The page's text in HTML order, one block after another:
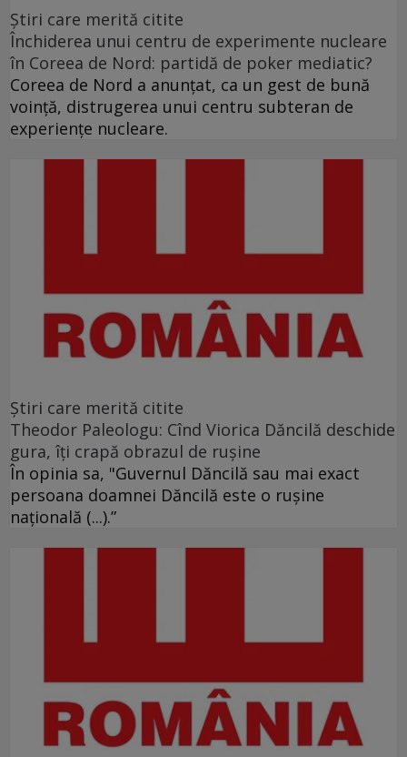
Ştiri care merită citite
Închiderea unui centru de experimente nucleare
în Coreea de Nord: partidă de poker mediatic?
Coreea de Nord a anunţat, ca un gest de bună
voinţă, distrugerea unui centru subteran de
experienţe nucleare.
Ştiri care merită citite
Theodor Paleologu: Cînd Viorica Dăncilă deschide
gura, îţi crapă obrazul de ruşine
În opinia sa, "Guvernul Dăncilă sau mai exact
persoana doamnei Dăncilă este o ruşine
naţională (...).”